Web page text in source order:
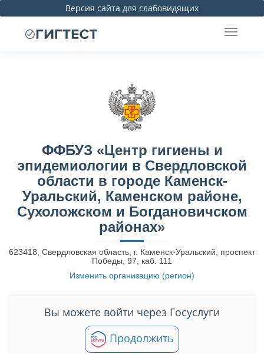
Версия сайта для слабовидящих
ФФБУЗ «Центр гигиены и
эпидемиологии в Свердловской
области в городе Каменск-
Уральский, Каменском районе,
Сухоложском и Богдановичском
районах»
623418, Свердловская область, г. Каменск-Уральский, проспект
Победы, 97, каб. 111
Изменить организацию (регион)
Вы можете войти через Госуслуги
Продолжить